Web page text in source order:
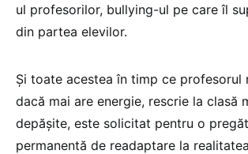
ul profesorilor, bullying-ul pe care îl
din partea elevilor.
Și toate acestea în timp ce profesorul
dacă mai are energie, rescrie la clasă
depășite, este solicitat pentru o
permanentă de readaptare la